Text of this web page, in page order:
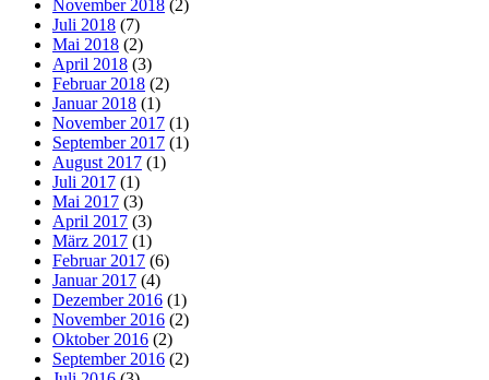
November 2018 (2)
Juli 2018 (7)
Mai 2018 (2)
April 2018 (3)
Februar 2018 (2)
Januar 2018 (1)
November 2017 (1)
September 2017 (1)
August 2017 (1)
Juli 2017 (1)
Mai 2017 (3)
April 2017 (3)
März 2017 (1)
Februar 2017 (6)
Januar 2017 (4)
Dezember 2016 (1)
November 2016 (2)
Oktober 2016 (2)
September 2016 (2)